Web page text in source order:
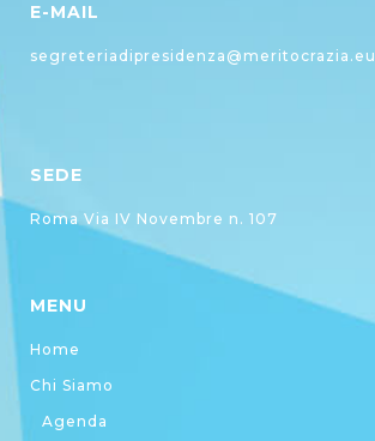
E-MAIL
segreteriadipresidenza@meritocrazia.eu
SEDE
Roma Via IV Novembre n. 107
MENU
Home
Chi Siamo
Agenda